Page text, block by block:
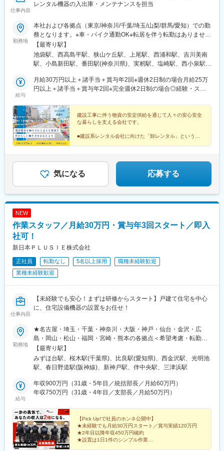
仕事内容
レンタル機器の入出庫・メンテナンスを担当
勤務地
本社および各拠点（東京/神奈川/千葉/埼玉/山梨/群馬/愛知）での勤
務となります。※車・バイク通勤OK※転居を伴う転勤はありません
★太田センター（群馬）オープニングメンバー募集中！＜東京＞■
池袋本社/東京都豊島区南池袋2-28-14 大和証券池袋ビル7F＜埼玉
＞■和光総合仮設センター/埼玉県和光市下新倉6-15■所沢センタ
市北区別所町65-4■朝霞総合保安センター/埼玉県朝霞市大字上内
間木818■三郷内装仮設センター/埼玉県三郷市上彦名54-1＜神奈川
ー/神奈川県相模原市中央区田名9314＜千葉＞■千葉北センター／
千葉県千葉市花見川区天戸町756-4 ＜山梨＞■山梨営業所・機材セ
ンター/山梨県南アルプス市飯野2895-1＜群馬＞■太田センター/営
業所群馬県太田市末広町544‐6<愛知>■名古屋センター/愛知県海部
郡蟹江町西之森5-12-1
【最寄り駅】
池袋駅、西高島平駅、狭山ケ丘駅、上尾駅、西浦和駅、吉川美南
駅、小島新田駅、番田駅(神奈川県)、実籾駅、塩崎駅、西小泉駅、
給与
月給30万円以上＋諸手当＋賞与年2回※週休2日制の場合月給25万
円以上＋諸手当＋賞与年2回※完全週休2日制の場合◎経験・スキ
します
建設工事に伴う物資の安定供給を通じて人々の安心安全
な暮らしを支える会社です。
■建設系レンタル会社に向けた「卸レンタル」というニ
気になる 応募する
NEW
作業スタッフ／月給30万円・賞与年3回スタート／即入
社可！
新日本ＰＬＵＳＩＥ株式会社
正社員 転勤なし 5名以上採用
職種未経験歓迎
業種未経験歓迎
仕事内容
【未経験でも安心！まずは研修からスタート】戸建て住宅を中心
に、住宅設備機器の設置をお任せ！
勤務地
★名古屋・埼玉・千葉・神奈川・大阪・神戸・仙台・金沢・広
島・岡山・松山・福岡・宮崎・熊本の各拠点＜希望考慮・転勤な
し＞※車・バイク通勤の際は通勤距離分のガソリン代金を支給しま
す。☆マイカー通勤OK☆駐車場完備■仙台支部：宮城県柴田郡柴
田町東船迫2丁目5-2-103■埼玉支部：埼玉県富士見市上南畑1929
39■神奈川支部：神奈川県藤沢市遠藤2016-2■名古屋支部：愛知県
西春日井郡豊山町豊場野田13■金沢支部：石川県金沢市古府3丁目
市中央区小野浜町8-70■神戸本社：兵庫県神戸市中央区生田町1丁
目4-1Chodhari21西館9階■岡山支部：岡山県岡山市南区藤田564-
162■広島支部：広島県広島市安佐南区伴中央7丁目18-34■松山支
部：愛媛県松山市船ケ谷町295番地1■福岡支部：福岡県糟屋郡宇
美町炭焼1186-1■宮崎支部：宮崎県都城市高城町穂満坊412-1■熊
【最寄り駅】
みずほ台駅、桜木駅(千葉県)、比良駅(愛知県)、西金沢駅、光明池
駅、春日野道駅(阪神線)、新神戸駅、伴中央駅、三津浜駅
給与
年収900万円（31歳・5年目／統括部長／月給60万円）
年収750万円（31歳・4年目／支部長／月給50万円）
【Pick Up!で社員のホンネ公開中】
★未経験でも月給30万円スタート／賞与実績120万円
★2年目以降年収450万円確約
★設置は1日1件のシンプル作業